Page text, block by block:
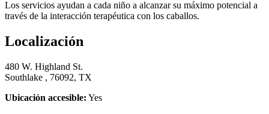
Los servicios ayudan a cada niño a alcanzar su máximo potencial a
través de la interacción terapéutica con los caballos.
Localización
480 W. Highland St.
Southlake , 76092, TX
Ubicación accesible: Yes